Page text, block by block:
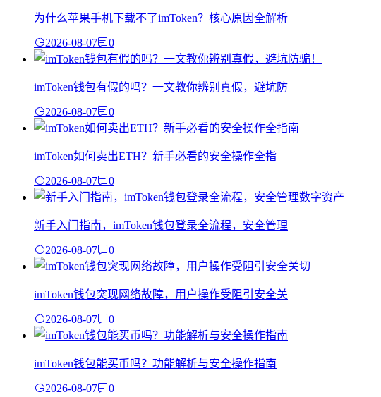
为什么苹果手机下载不了imToken？核心原因全解析
2026-08-07 0
imToken钱包有假的吗？一文教你辨别真假，避坑防
2026-08-07 0
imToken如何卖出ETH？新手必看的安全操作全指
2026-08-07 0
新手入门指南，imToken钱包登录全流程，安全管理
2026-08-07 0
imToken钱包突现网络故障，用户操作受阻引安全关
2026-08-07 0
imToken钱包能买币吗？功能解析与安全操作指南
2026-08-07 0